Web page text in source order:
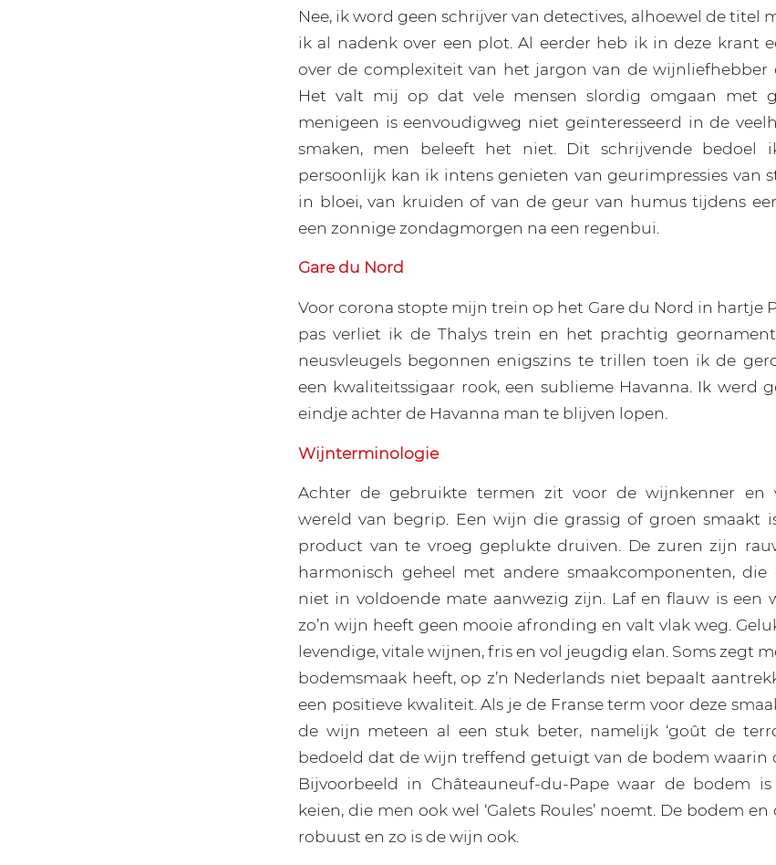
Nee, ik word geen schrijver van detectives, alhoewel de titel
ik al nadenk over een plot. Al eerder heb ik in deze krant
over de complexiteit van het jargon van de wijnliefhebber
Het valt mij op dat vele mensen slordig omgaan met
menigeen is eenvoudigweg niet geïnteresseerd in de
smaken, men beleeft het niet. Dit schrijvende bedoel
persoonlijk kan ik intens genieten van geurimpressies van
in bloei, van kruiden of van de geur van humus tijdens
een zonnige zondagmorgen na een regenbui.
Gare du Nord
Voor corona stopte mijn trein op het Gare du Nord in hartje
pas verliet ik de Thalys trein en het prachtig
neusvleugels begonnen enigszins te trillen toen ik de
een kwaliteitssigaar rook, een sublieme Havanna. Ik werd
eindje achter de Havanna man te blijven lopen.
Wijnterminologie
Achter de gebruikte termen zit voor de wijnkenner en
wereld van begrip. Een wijn die grassig of groen smaakt
product van te vroeg geplukte druiven. De zuren zijn
harmonisch geheel met andere smaakcomponenten, die
niet in voldoende mate aanwezig zijn. Laf en flauw is een
zo’n wijn heeft geen mooie afronding en valt vlak weg.
levendige, vitale wijnen, fris en vol jeugdig elan. Soms zegt
bodemsmaak heeft, op z’n Nederlands niet bepaalt
een positieve kwaliteit. Als je de Franse term voor deze
de wijn meteen al een stuk beter, namelijk ‘goût de
bedoeld dat de wijn treffend getuigt van de bodem waarin
Bijvoorbeeld in Châteauneuf-du-Pape waar de bodem
keien, die men ook wel ‘Galets Roules’ noemt. De bodem
robuust en zo is de wijn ook.